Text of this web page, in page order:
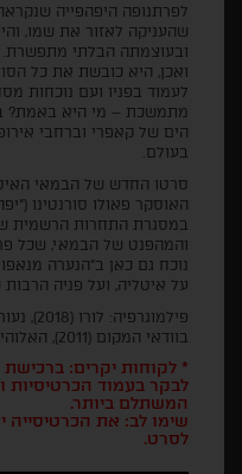
לפרתנופה היפהפייה
שהעניקה לאזור את שמו,
ובעוצמתה הבלתי מתפשרת.
ואכן, היא כובשת את כל
לעמוד בפניו ועם נוכחות
מתמשכת – מי היא באמת?
הים של קאפרי וברחבי
בעולם.
סרטו החדש של הבמאי
האוסקר פאולו סורנטינו
במסגרת התחרות הרשמית
והמהפנט של הבמאי, שכל
נוכח גם כאן ב"הנערה
על איטליה, ועל פניה
בוודאי המקום (2011), האלוהי (2008).
* לקוחות יקרים:
לבקר בעמוד הכרטיסיות
המשתלם ביותר.
שימו לב: את הכרטיסייה
לסרט.